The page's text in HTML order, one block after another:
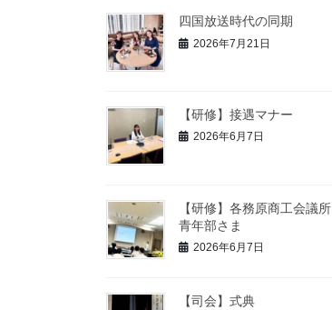
四国放送時代の同期
2026年7月21日
【研修】接遇マナー
2026年6月7日
【研修】各務原商工会議所
青年部さま
2026年6月7日
【司会】式典